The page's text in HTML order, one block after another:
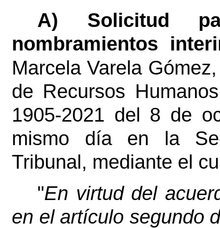
A) Solicitud
nombramientos
Marcela Varela
de Recursos
1905-2021 del 8 de
mismo día en la
Tribunal, mediante el
"En virtud del
en el artículo segundo